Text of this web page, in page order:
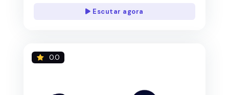
Escutar agora
0.0